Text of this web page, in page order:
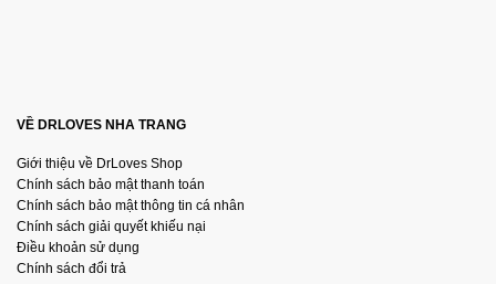
VỀ DRLOVES NHA TRANG
Giới thiệu về DrLoves Shop
Chính sách bảo mật thanh toán
Chính sách bảo mật thông tin cá nhân
Chính sách giải quyết khiếu nại
Điều khoản sử dụng
Chính sách đổi trả